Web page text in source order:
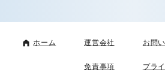
ホーム 運営会社 お問
免責事項 プラ